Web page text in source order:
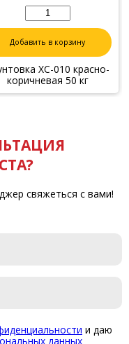
Добавить в корзину
ХС-010 красно-
коричневая 50 кг
свяжеться с вами!
и даю
данных